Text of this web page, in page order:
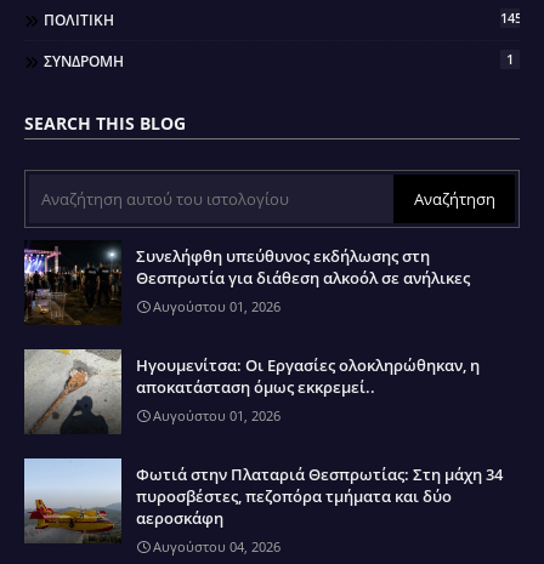
ΠΟΛΙΤΙΚΗ 145
ΣΥΝΔΡΟΜΗ 1
SEARCH THIS BLOG
Συνελήφθη υπεύθυνος εκδήλωσης στη
Θεσπρωτία για διάθεση αλκοόλ σε ανήλικες
Αυγούστου 01, 2026
Ηγουμενίτσα: Οι Εργασίες ολοκληρώθηκαν, η
αποκατάσταση όμως εκκρεμεί..
Αυγούστου 01, 2026
Φωτιά στην Πλαταριά Θεσπρωτίας: Στη μάχη 34
πυροσβέστες, πεζοπόρα τμήματα και δύο
αεροσκάφη
Αυγούστου 04, 2026